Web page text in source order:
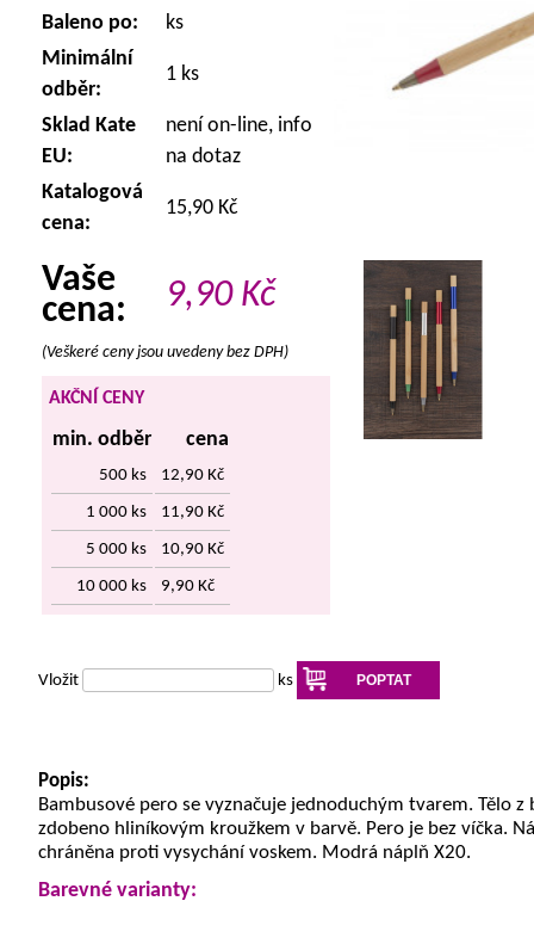
Baleno po:
ks
Minimální
odběr:
1 ks
Sklad Kate
EU:
není on-line, info
na dotaz
Katalogová
cena:
15,90 Kč
Vaše
cena:
9,90 Kč
(Veškeré ceny jsou uvedeny bez DPH)
AKČNÍ CENY
min. odběr cena
500 ks 12,90 Kč
1 000 ks 11,90 Kč
5 000 ks 10,90 Kč
10 000 ks 9,90 Kč
Vložit ks POPTAT
Popis:
Bambusové pero se vyznačuje jednoduchým tvarem. Tělo z
zdobeno hliníkovým kroužkem v barvě. Pero je bez víčka.
chráněna proti vysychání voskem. Modrá náplň X20.
Barevné varianty: